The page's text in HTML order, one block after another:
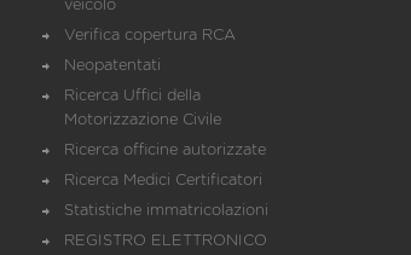
veicolo
Verifica copertura RCA
Neopatentati
Ricerca Uffici della
Motorizzazione Civile
Ricerca officine autorizzate
Ricerca Medici Certificatori
Statistiche immatricolazioni
REGISTRO ELETTRONICO